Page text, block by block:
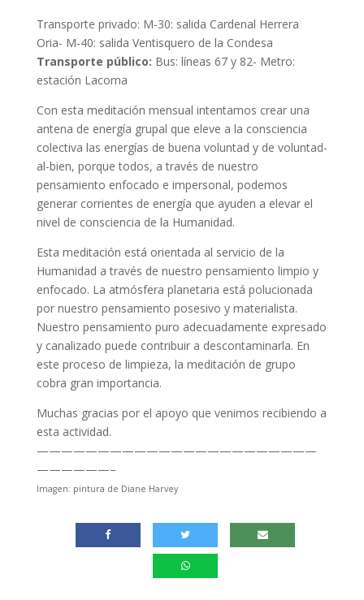
Transporte privado: M-30: salida Cardenal Herrera
Oria- M-40: salida Ventisquero de la Condesa
Transporte público: Bus: líneas 67 y 82- Metro:
estación Lacoma
Con esta meditación mensual intentamos crear una
antena de energía grupal que eleve a la consciencia
colectiva las energías de buena voluntad y de voluntad-
al-bien, porque todos, a través de nuestro
pensamiento enfocado e impersonal, podemos
generar corrientes de energía que ayuden a elevar el
nivel de consciencia de la Humanidad.
Esta meditación está orientada al servicio de la
Humanidad a través de nuestro pensamiento limpio y
enfocado. La atmósfera planetaria está polucionada
por nuestro pensamiento posesivo y materialista.
Nuestro pensamiento puro adecuadamente expresado
y canalizado puede contribuir a descontaminarla. En
este proceso de limpieza, la meditación de grupo
cobra gran importancia.
Muchas gracias por el apoyo que venimos recibiendo a
esta actividad.
———————————————————————
——————–
Imagen: pintura de Diane Harvey